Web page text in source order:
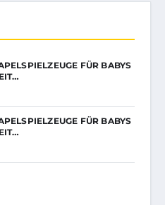
FÜR BABYS
FÜR BABYS